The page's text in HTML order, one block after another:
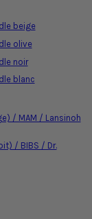
beige
olive
noir
blanc
/ MAM / Lansinoh
/ BIBS / Dr.